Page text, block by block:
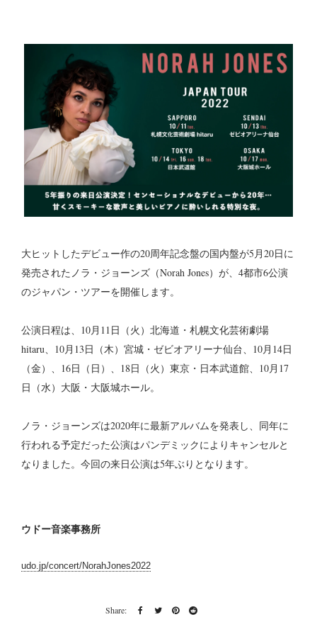
大ヒットしたデビュー作の20周年記念盤の国内盤が5月20日に
発売されたノラ・ジョーンズ （Norah Jones）が、4都市6公演
のジャパン・ツアーを開催します。
公演日程は、10月11日（火）北海道・札幌文化芸術劇場
hitaru、10月13日（木）宮城・ゼビオアリーナ仙台、10月14日
（金）、16日（日）、18日（火）東京・日本武道館、10月17
日（水）大阪・大阪城ホール。
ノラ・ジョーンズは2020年に最新アルバムを発表し、同年に
行われる予定だった公演はパンデミックによりキャンセルと
なりました。今回の来日公演は5年ぶりとなります。
ウドー音楽事務所
udo.jp/concert/NorahJones2022